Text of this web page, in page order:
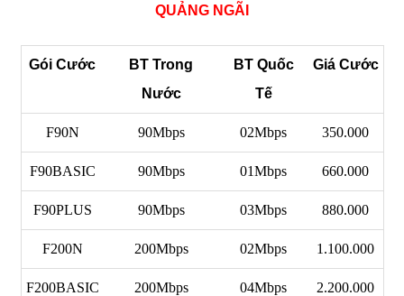
QUẢNG NGÃI
Gói Cước
BT Trong
Nước
BT Quốc
Tế
Giá Cước
F90N 90Mbps 02Mbps 350.000
F90BASIC 90Mbps 01Mbps 660.000
F90PLUS 90Mbps 03Mbps 880.000
F200N 200Mbps 02Mbps 1.100.000
F200BASIC 200Mbps 04Mbps 2.200.000